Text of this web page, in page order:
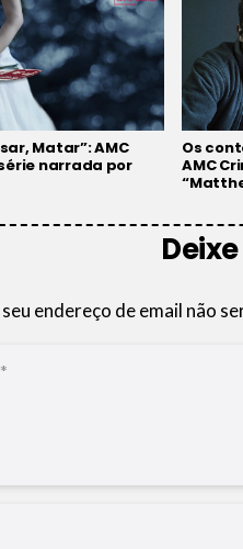
Matar”: AMC
narrada por
Os
AMC
endereço de email não